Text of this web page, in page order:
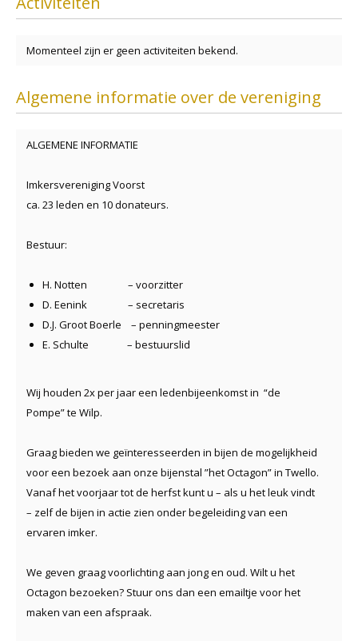
Momenteel zijn er geen activiteiten bekend.
Algemene informatie over de vereniging
ALGEMENE INFORMATIE
Imkersvereniging Voorst
ca. 23 leden en 10 donateurs.
Bestuur:
H. Notten – voorzitter
D. Eenink – secretaris
D.J. Groot Boerle – penningmeester
E. Schulte – bestuurslid
Wij houden 2x per jaar een ledenbijeenkomst in “de
Pompe” te Wilp.
Graag bieden we geïnteresseerden in bijen de mogelijkheid
voor een bezoek aan onze bijenstal ”het Octagon” in Twello.
Vanaf het voorjaar tot de herfst kunt u – als u het leuk vindt
– zelf de bijen in actie zien onder begeleiding van een
ervaren imker.
We geven graag voorlichting aan jong en oud. Wilt u het
Octagon bezoeken? Stuur ons dan een emailtje voor het
maken van een afspraak.